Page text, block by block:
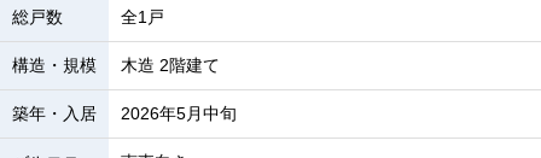
総戸数 全1戸
構造・規模 木造 2階建て
築年・入居 2026年5月中旬